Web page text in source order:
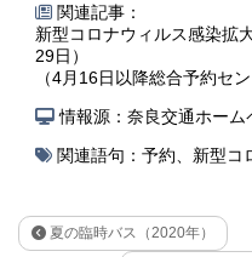
関連記事：
新型コロナウィルス感染拡
29日）
（4月16日以降総合予約セ
情報源：奈良交通ホーム
関連語句： 予約 新型コ
夏の臨時バス（2020年）